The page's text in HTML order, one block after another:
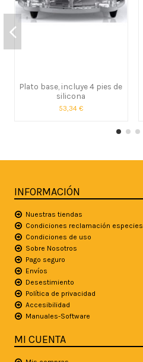
Plato base, incluye 4 pies de
silicona
53,34 €
INFORMACIÓN
Nuestras tiendas
Condiciones reclamación especies
Condiciones de uso
Sobre Nosotros
Pago seguro
Envíos
Desestimiento
Política de privacidad
Accesibilidad
Manuales-Software
MI CUENTA